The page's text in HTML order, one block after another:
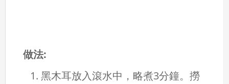
做法:
黑木耳放入滾水中，略煮3分鐘。撈